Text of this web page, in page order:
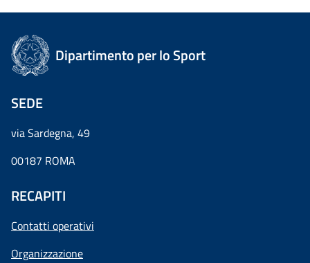
Dipartimento per lo Sport
SEDE
via Sardegna, 49
00187 ROMA
RECAPITI
Contatti operativi
Organizzazione